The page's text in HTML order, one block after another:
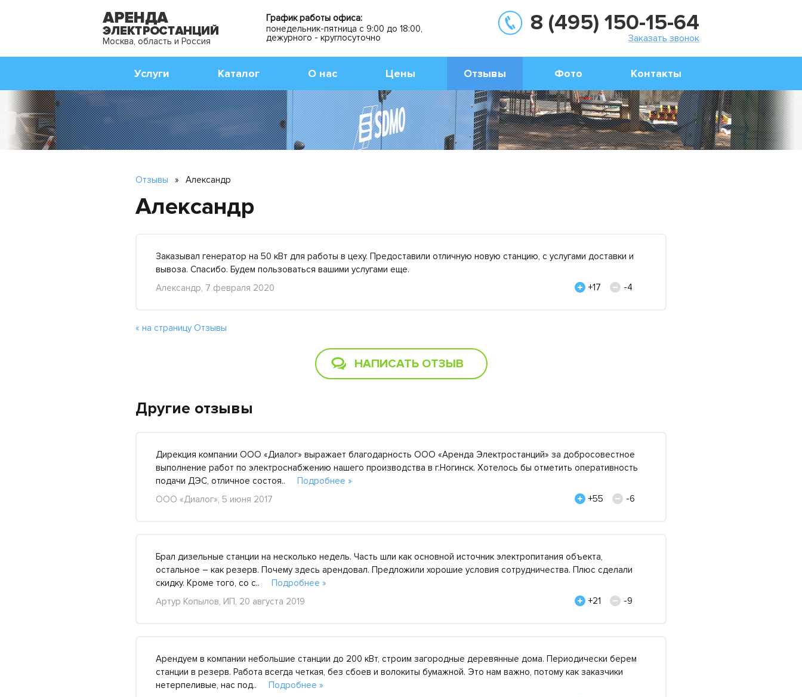
Москва, область и Россия
График работы офиса:
понедельник-пятница с 9:00 до 18:00,
дежурного - круглосуточно
8 (495) 150-15-64
Заказать звонок
Услуги Каталог О нас Цены Отзывы Фото Контакты
Отзывы » Александр
Александр
Заказывал генератор на 50 кВт для работы в цеху. Предоставили отличную новую станцию, с услугами доставки и
вывоза. Спасибо. Будем пользоваться вашими услугами еще.
+17
-4
Александр, 7 февраля 2020
« на страницу Отзывы
НАПИСАТЬ ОТЗЫВ
Другие отзывы
Дирекция компании ООО «Диалог» выражает благодарность ООО «Аренда Электростанций» за добросовестное
выполнение работ по электроснабжению нашего производства в г.Ногинск. Хотелось бы отметить оперативность
подачи ДЭС, отличное состоя.. Подробнее »
+55
-6
ООО «Диалог», 5 июня 2017
Брал дизельные станции на несколько недель. Часть шли как основной источник электропитания объекта,
остальное – как резерв. Почему здесь арендовал. Предложили хорошие условия сотрудничества. Плюс сделали
скидку. Кроме того, со с.. Подробнее »
+21
-9
Артур Копылов, ИП, 20 августа 2019
Арендуем в компании небольшие станции до 200 кВт, строим загородные деревянные дома. Периодически берем
станции в резерв. Работа всегда четкая, без сбоев и волокиты бумажной. Это нам важно, потому как заказчики
нетерпеливые, нас под.. Подробнее »